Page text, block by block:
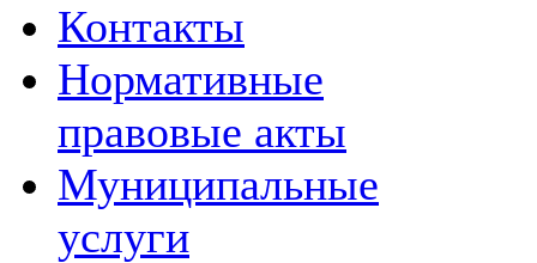
Контакты
Нормативные
правовые акты
Муниципальные
услуги